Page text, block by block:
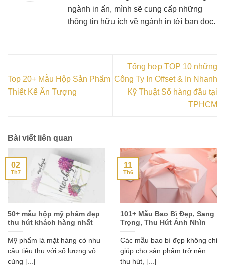
ngành in ấn, mình sẽ cung cấp những
thông tin hữu ích về ngành in tới bạn đọc.
Top 20+ Mẫu Hộp Sản Phẩm
Thiết Kế Ấn Tượng
Tổng hợp TOP 10 những
Công Ty In Offset & In Nhanh
Kỹ Thuật Số hàng đầu tại
TPHCM
Bài viết liên quan
50+ mẫu hộp mỹ phẩm đẹp
thu hút khách hàng nhất
Mỹ phẩm là mặt hàng có nhu
cầu tiêu thụ với số lượng vô
cùng [...]
02
Th7
101+ Mẫu Bao Bì Đẹp, Sang
Trọng, Thu Hút Ánh Nhìn
Các mẫu bao bì đẹp không chỉ
giúp cho sản phẩm trở nên
thu hút, [...]
11
Th6